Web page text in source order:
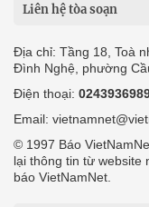
Liên hệ tòa soạn
Địa chỉ: Tầng 18, Toà
Đình Nghệ, phường
Điện thoại:
Email:
© 1997 Báo
lại thông tin từ website
báo VietNamNet.